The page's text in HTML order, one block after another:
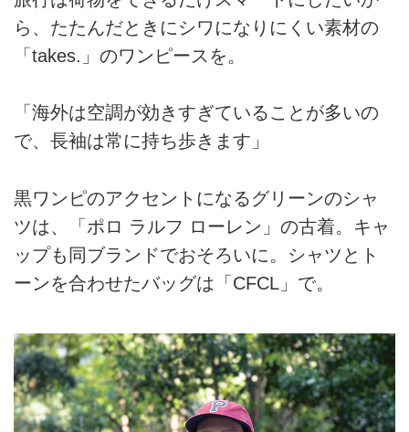
ら、たたんだときにシワになりにくい素材の
「takes.」のワンピースを。
「海外は空調が効きすぎていることが多いの
で、長袖は常に持ち歩きます」
黒ワンピのアクセントになるグリーンのシャ
ツは、「ポロ ラルフ ローレン」の古着。キャ
ップも同ブランドでおそろいに。シャツとト
ーンを合わせたバッグは「CFCL」で。